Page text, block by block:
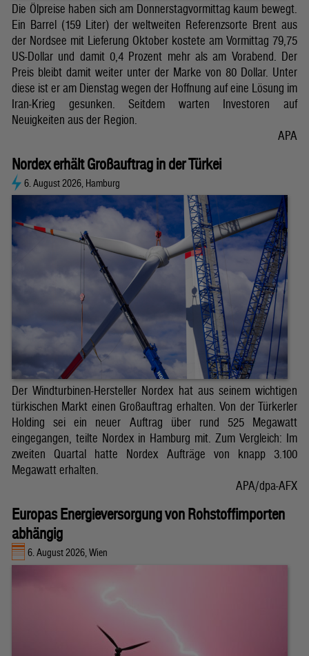
Die Ölpreise haben sich am Donnerstagvormittag kaum bewegt.
Ein Barrel (159 Liter) der weltweiten Referenzsorte Brent aus
der Nordsee mit Lieferung Oktober kostete am Vormittag 79,75
US-Dollar und damit 0,4 Prozent mehr als am Vorabend. Der
Preis bleibt damit weiter unter der Marke von 80 Dollar. Unter
diese ist er am Dienstag wegen der Hoffnung auf eine Lösung im
Iran-Krieg gesunken. Seitdem warten Investoren auf
Neuigkeiten aus der Region.
APA
Nordex erhält Großauftrag in der Türkei
6. August 2026, Hamburg
Der Windturbinen-Hersteller Nordex hat aus seinem wichtigen
türkischen Markt einen Großauftrag erhalten. Von der Türkerler
Holding sei ein neuer Auftrag über rund 525 Megawatt
eingegangen, teilte Nordex in Hamburg mit. Zum Vergleich: Im
zweiten Quartal hatte Nordex Aufträge von knapp 3.100
Megawatt erhalten.
APA/dpa-AFX
Europas Energieversorgung von Rohstoffimporten
abhängig
6. August 2026, Wien